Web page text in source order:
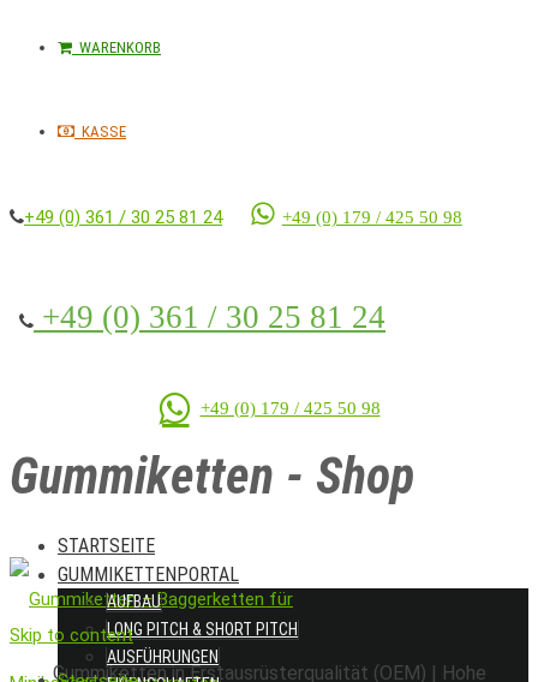
WARENKORB
KASSE
+49 (0) 361 / 30 25 81 24 +49 (0) 179 / 425 50 98
+49 (0) 361 / 30 25 81 24
+49 (0) 179 / 425 50 98
Gummiketten - Shop
Gummiketten in Erstausrüsterqualität (OEM) | Hohe
STARTSEITE
GUMMIKETTENPORTAL
AUFBAU
LONG PITCH & SHORT PITCH
AUSFÜHRUNGEN
Skip to content